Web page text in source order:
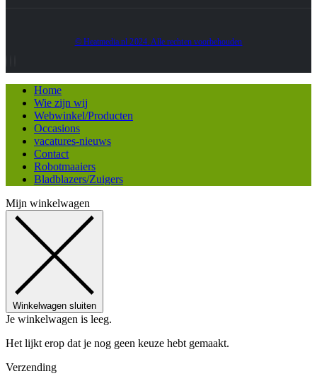
© Heatmedia.nl 2024. Alle rechten voorbehouden
Home
Wie zijn wij
Webwinkel/Producten
Occasions
vacatures-nieuws
Contact
Robotmaaiers
Bladblazers/Zuigers
Mijn winkelwagen
Winkelwagen sluiten
Je winkelwagen is leeg.
Het lijkt erop dat je nog geen keuze hebt gemaakt.
Verzending